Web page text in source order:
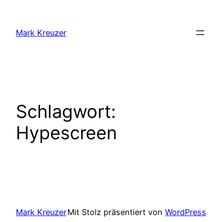
springen
Mark Kreuzer
Schlagwort:
Hypescreen
Mark KreuzerMit Stolz präsentiert von WordPress